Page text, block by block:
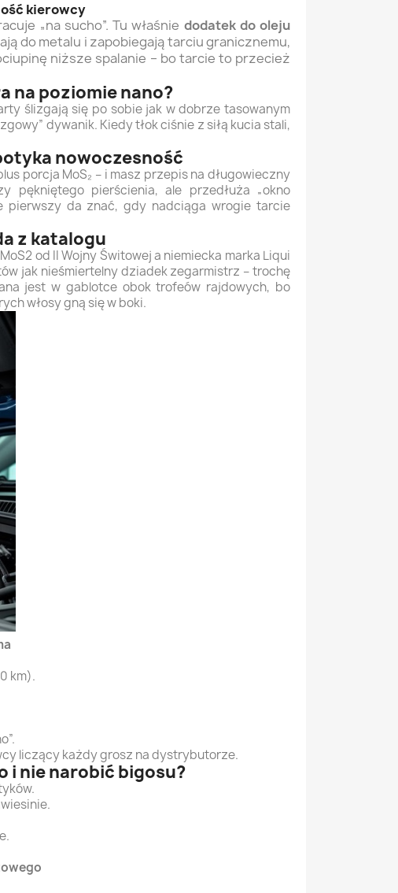
kierowcy
„na sucho”. Tu właśnie dodatek do oleju
do metalu i zapobiegają tarciu granicznemu,
niższe spalanie – bo tarcie to przecież
na poziomie nano?
ślizgają się po sobie jak w dobrze tasowanym
dywanik. Kiedy tłok ciśnie z siłą kucia stali,
nowoczesność
porcja MoS₂ – i masz przepis na długowieczny
pękniętego pierścienia, ale przedłuża „okno
pierwszy da znać, gdy nadciąga wrogie tarcie
z katalogu
od II Wojny Świtowej a niemiecka marka Liqui
jak nieśmiertelny dziadek zegarmistrz – trochę
jest w gablotce obok trofeów rajdowych, bo
włosy gną się w boki.
km).
liczący każdy grosz na dystrybutorze.
i nie narobić bigosu?